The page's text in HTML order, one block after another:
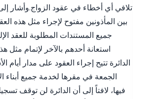
تلافي أي أخطاء في عقود الزواج.وأشار
بين المأذونين مفتوح لإجراء مثل هذه
جميع المستندات المطلوبة للعقد
استعانة أحدهم بالآخر لإتمام مثل
الدائرة تتيح إجراء العقود على مدار أيام
الجمعة في مقرها لخدمة جميع أبناء
فيها، لافتاً إلى أن الدائرة لن توقف